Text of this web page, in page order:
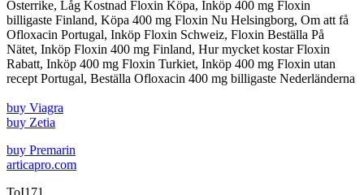
Österrike, Låg Kostnad Floxin Köpa, Inköp 400 mg Floxin
billigaste Finland, Köpa 400 mg Floxin Nu Helsingborg, Om att få
Ofloxacin Portugal, Inköp Floxin Schweiz, Floxin Beställa På
Nätet, Inköp Floxin 400 mg Finland, Hur mycket kostar Floxin
Rabatt, Inköp 400 mg Floxin Turkiet, Inköp 400 mg Floxin utan
recept Portugal, Beställa Ofloxacin 400 mg billigaste Nederländerna
buy Viagra
buy Zetia
buy Premarin
articapro.com
ToI171